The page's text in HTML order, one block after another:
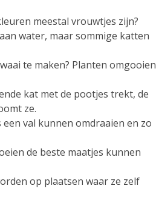
meestal vrouwtjes zijn?
water, maar sommige katten
te maken? Planten omgooien
kat met de pootjes trekt, de
ze.
val kunnen omdraaien en zo
de beste maatjes kunnen
op plaatsen waar ze zelf